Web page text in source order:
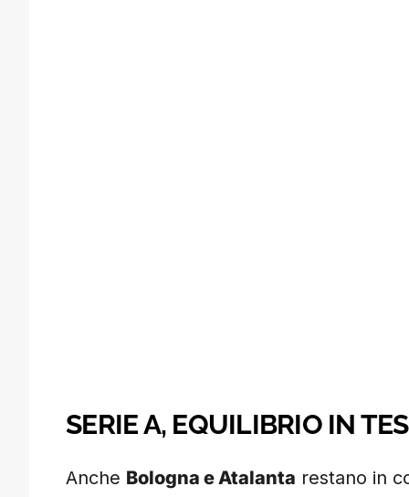
SERIE A, EQUILIBRIO IN
Anche Bologna e Atalanta restano in